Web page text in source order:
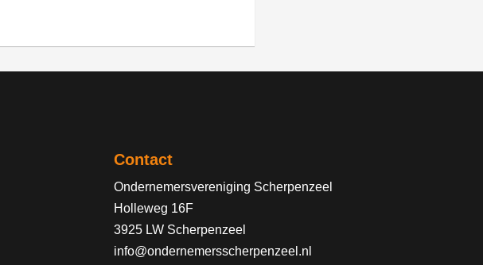
Contact
Ondernemersvereniging Scherpenzeel
Holleweg 16F
3925 LW Scherpenzeel
info@ondernemersscherpenzeel.nl